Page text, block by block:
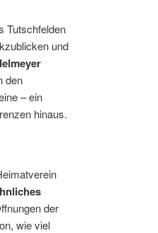
Tutschfelden
und
den
– ein
hinaus.
der
wie viel